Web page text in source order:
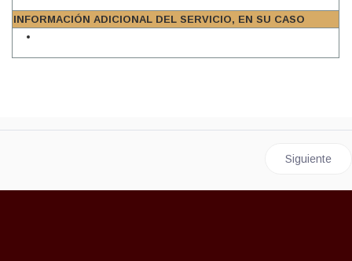
INFORMACIÓN ADICIONAL DEL SERVICIO, EN SU CASO
Artículo
Siguiente